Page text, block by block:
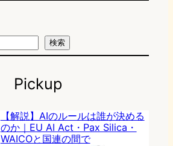
検索
Pickup
【解説】AIのルールは誰が決める
のか｜EU AI Act・Pax Silica・
WAICOと国連の間で